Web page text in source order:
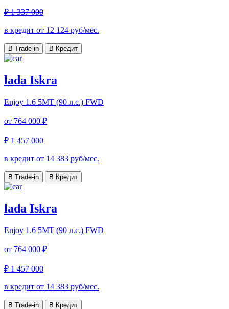
₽ 1 337 000
в кредит от 12 124 руб/мес.
В Trade-in В Кредит
lada Iskra
Enjoy 1.6 5МТ (90 л.с.) FWD
от 764 000 ₽
₽ 1 457 000
в кредит от 14 383 руб/мес.
В Trade-in В Кредит
lada Iskra
Enjoy 1.6 5МТ (90 л.с.) FWD
от 764 000 ₽
₽ 1 457 000
в кредит от 14 383 руб/мес.
В Trade-in В Кредит